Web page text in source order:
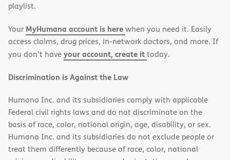
window)
window)
playlist.
Your MyHumana account is herewhen you need it. Easily
access claims, drug prices, in-network doctors, and more. If
you don’t haveyour account, create ittoday.
Discrimination is Against the Law
Humana Inc. and its subsidiaries comply with applicable
Federal civil rights laws and do not discriminate on the
basis of race, color, national origin, age, disability, or sex.
Humana Inc. and its subsidiaries do not exclude people or
treat them differently because of race, color, national